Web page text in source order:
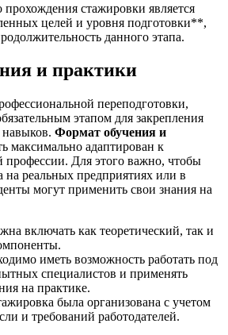
стажировки является
целей и уровня подготовки**,
данного этапа.
и практики
переподготовки,
этапом для закрепления
Формат обучения и
максимально адаптирован к
Для этого важно, чтобы
на реальных предприятиях или в
могут применить свои знания на
включать как теоретический, так и
иметь возможность работать под
специалистов и применять
на практике.
была организована с учетом
и требований работодателей.